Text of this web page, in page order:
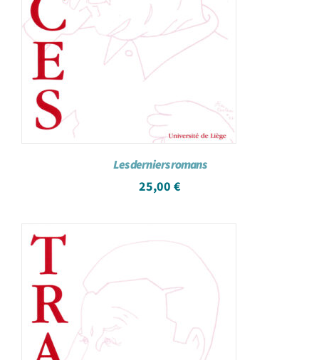
Les derniers romans
25,00 €